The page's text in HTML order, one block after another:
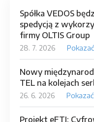
Spółka VEDOS
spedycją z
firmy OLTIS Group
28. 7. 2026
Nowy
TEL na kolejach
26. 6. 2026
Projekt eFTI: